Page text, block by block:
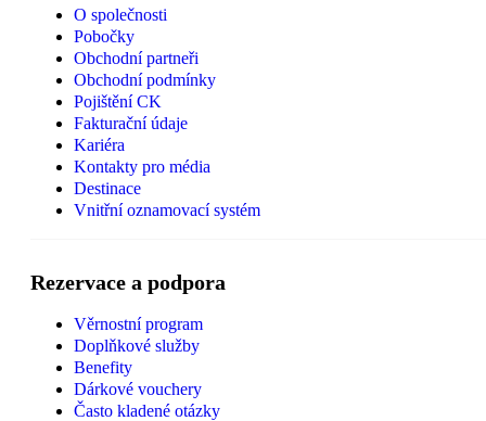
O společnosti
Pobočky
Obchodní partneři
Obchodní podmínky
Pojištění CK
Fakturační údaje
Kariéra
Kontakty pro média
Destinace
Vnitřní oznamovací systém
Rezervace a podpora
Věrnostní program
Doplňkové služby
Benefity
Dárkové vouchery
Často kladené otázky